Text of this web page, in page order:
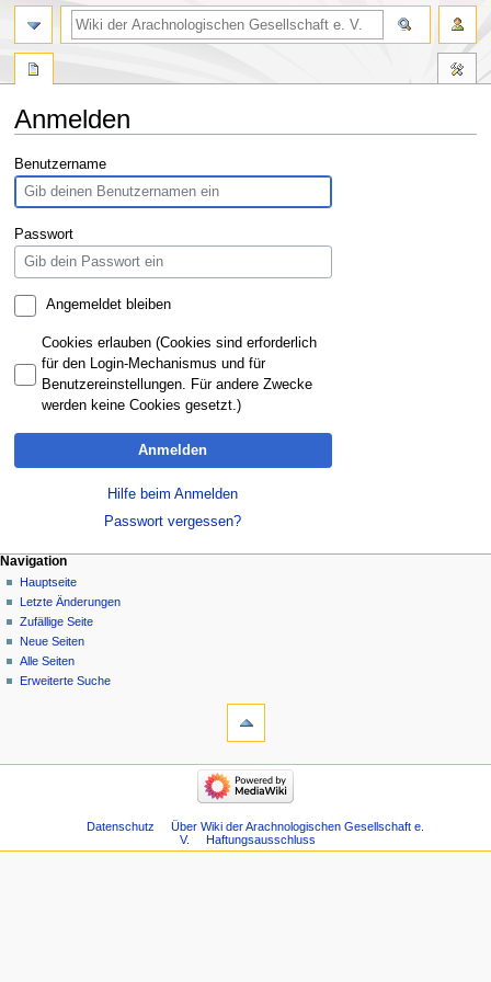
Anmelden
Zur
Navigation
springen
Zur
Suche
springen
Benutzername
Passwort
Angemeldet bleiben
Cookies erlauben (Cookies sind erforderlich
für den Login-Mechanismus und für
Benutzereinstellungen. Für andere Zwecke
werden keine Cookies gesetzt.)
Anmelden
Hilfe beim Anmelden
Passwort vergessen?
Navigation
Hauptseite
Letzte Änderungen
Zufällige Seite
Neue Seiten
Alle Seiten
Erweiterte Suche
Datenschutz
Über Wiki der Arachnologischen Gesellschaft e.
V.
Haftungsausschluss